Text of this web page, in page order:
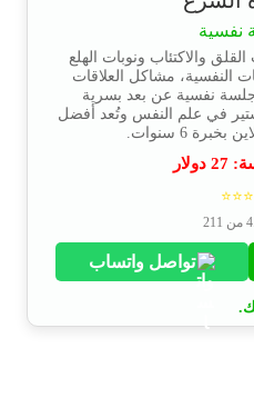
نفسية
والاكتئاب ونوبات الهلع
النفسية، مشاكل العلاقات
جلسة نفسية عن بعد بسرية
في علم النفس وتُعد أفضل
6 سنوات.
27 دولار
تواصل واتساب